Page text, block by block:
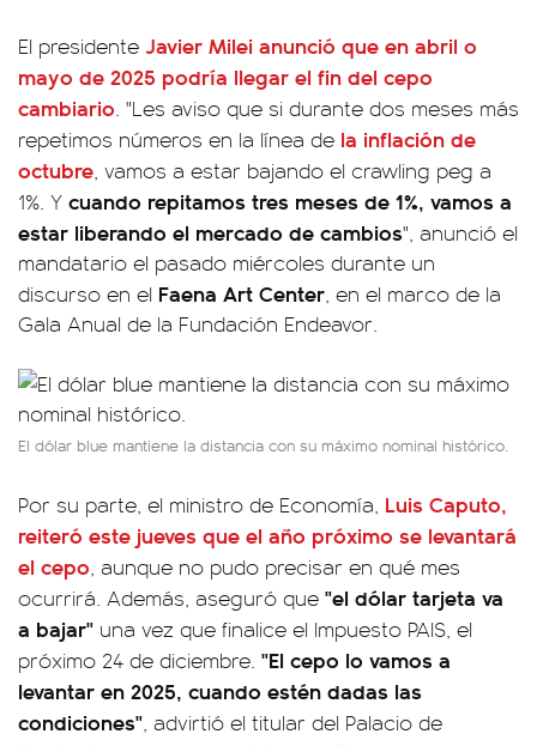
El presidente Javier Milei anunció que en abril o
mayo de 2025 podría llegar el fin del cepo
cambiario. "Les aviso que si durante dos meses más
repetimos números en la línea de la inflación de
octubre, vamos a estar bajando el crawling peg a
1%. Y cuando repitamos tres meses de 1%, vamos a
estar liberando el mercado de cambios", anunció el
mandatario el pasado miércoles durante un
discurso en el Faena Art Center, en el marco de la
Gala Anual de la Fundación Endeavor.
El dólar blue mantiene la distancia con su máximo nominal histórico.
Por su parte, el ministro de Economía, Luis Caputo,
reiteró este jueves que el año próximo se levantará
el cepo, aunque no pudo precisar en qué mes
ocurrirá. Además, aseguró que "el dólar tarjeta va
a bajar" una vez que finalice el Impuesto PAIS, el
próximo 24 de diciembre. "El cepo lo vamos a
levantar en 2025, cuando estén dadas las
condiciones", advirtió el titular del Palacio de